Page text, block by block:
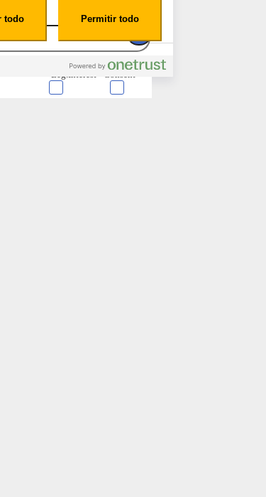
cookies, tu experiencia de navegación y
nuestros sistemas. Por ejemplo, estas
tu sesión mientras navegas o
técnico que pueda afectar la
bloquear o ser notificado de la
cookies no almacenan ninguna
Consent
Leg.Interest
todo Permitir todo